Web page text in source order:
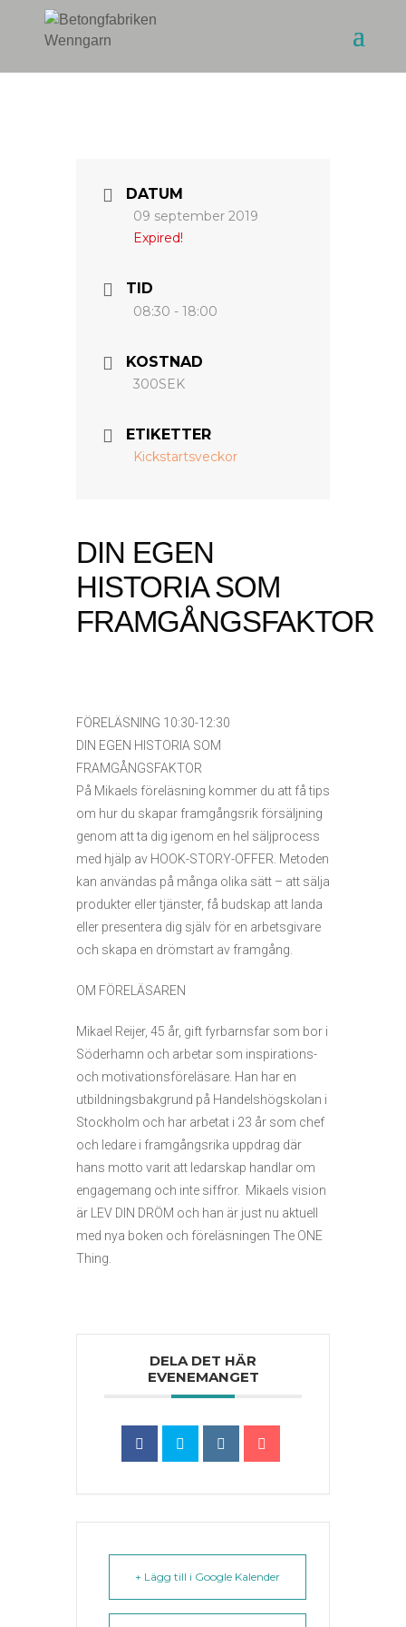
DATUM
09 september 2019
Expired!
TID
08:30 - 18:00
KOSTNAD
300SEK
ETIKETTER
Kickstartsveckor
DIN EGEN
HISTORIA SOM
FRAMGÅNGSFAKTOR
FÖRELÄSNING 10:30-12:30
DIN EGEN HISTORIA SOM
FRAMGÅNGSFAKTOR
På Mikaels föreläsning kommer du att få tips
om hur du skapar framgångsrik försäljning
genom att ta dig igenom en hel säljprocess
med hjälp av HOOK-STORY-OFFER. Metoden
kan användas på många olika sätt – att sälja
produkter eller tjänster, få budskap att landa
eller presentera dig själv för en arbetsgivare
och skapa en drömstart av framgång.
OM FÖRELÄSAREN
Mikael Reijer, 45 år, gift fyrbarnsfar som bor i
Söderhamn och arbetar som inspirations-
och motivationsföreläsare. Han har en
utbildningsbakgrund på Handelshögskolan i
Stockholm och har arbetat i 23 år som chef
och ledare i framgångsrika uppdrag där
hans motto varit att ledarskap handlar om
engagemang och inte siffror. Mikaels vision
är LEV DIN DRÖM och han är just nu aktuell
med nya boken och föreläsningen The ONE
Thing.
DELA DET HÄR
EVENEMANGET
+ Lägg till i Google Kalender